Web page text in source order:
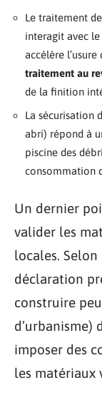
Le traitement
interagit avec
accélère
traitement au
de la finition
La sécurisation
abri) répond à
piscine des
consommation
Un dernier
valider les
locales.
déclaration
construire
d’urbanisme)
imposer des
les matériaux